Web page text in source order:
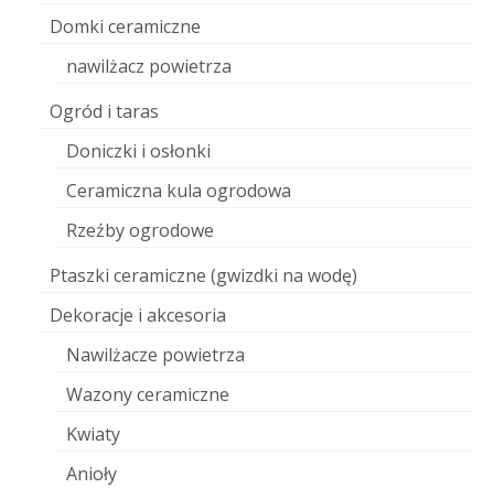
Domki ceramiczne
nawilżacz powietrza
Ogród i taras
Doniczki i osłonki
Ceramiczna kula ogrodowa
Rzeźby ogrodowe
Ptaszki ceramiczne (gwizdki na wodę)
Dekoracje i akcesoria
Nawilżacze powietrza
Wazony ceramiczne
Kwiaty
Anioły